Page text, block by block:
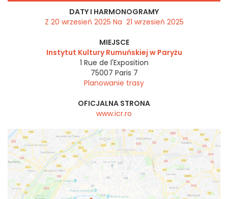
DATY I HARMONOGRAMY
Z 20 wrzesień 2025 Na 21 wrzesień 2025
MIEJSCE
Instytut Kultury Rumuńskiej w Paryżu
1 Rue de l'Exposition
75007 Paris 7
Planowanie trasy
OFICJALNA STRONA
www.icr.ro